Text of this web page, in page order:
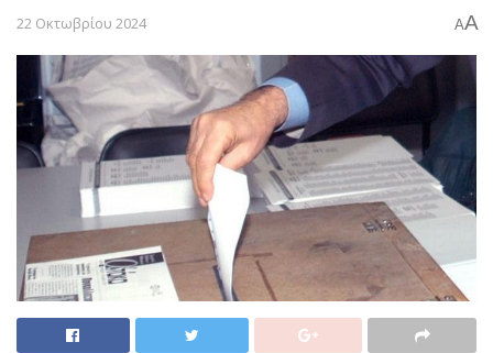
22 Οκτωβρίου 2024 AA